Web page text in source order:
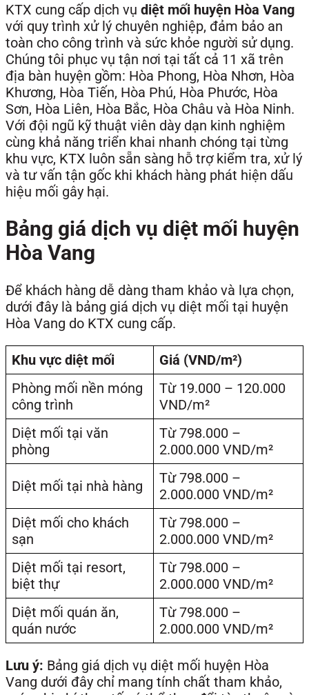
KTX cung cấp dịch vụ diệt mối huyện Hòa Vang
với quy trình xử lý chuyên nghiệp, đảm bảo an
toàn cho công trình và sức khỏe người sử dụng.
Chúng tôi phục vụ tận nơi tại tất cả 11 xã trên
địa bàn huyện gồm: Hòa Phong, Hòa Nhơn, Hòa
Khương, Hòa Tiến, Hòa Phú, Hòa Phước, Hòa
Sơn, Hòa Liên, Hòa Bắc, Hòa Châu và Hòa Ninh.
Với đội ngũ kỹ thuật viên dày dạn kinh nghiệm
cùng khả năng triển khai nhanh chóng tại từng
khu vực, KTX luôn sẵn sàng hỗ trợ kiểm tra, xử lý
và tư vấn tận gốc khi khách hàng phát hiện dấu
hiệu mối gây hại.
Bảng giá dịch vụ diệt mối huyện
Hòa Vang
Để khách hàng dễ dàng tham khảo và lựa chọn,
dưới đây là bảng giá dịch vụ diệt mối tại huyện
Hòa Vang do KTX cung cấp.
Khu vực diệt mối
Giá (VND/m²)
Phòng mối nền móng
công trình
Từ 19.000 – 120.000
VND/m²
Diệt mối tại văn
phòng
Từ 798.000 –
2.000.000 VND/m²
Diệt mối tại nhà hàng
Từ 798.000 –
2.000.000 VND/m²
Diệt mối cho khách
sạn
Từ 798.000 –
2.000.000 VND/m²
Diệt mối tại resort,
biệt thự
Từ 798.000 –
2.000.000 VND/m²
Diệt mối quán ăn,
quán nước
Từ 798.000 –
2.000.000 VND/m²
Lưu ý: Bảng giá dịch vụ diệt mối huyện Hòa
Vang dưới đây chỉ mang tính chất tham khảo,